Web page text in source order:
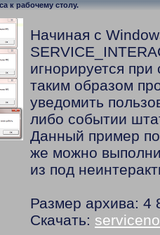
к рабочему столу.
Начиная с
игнорируется
таким образом
уведомить
либо событии
Данный пример
же можно
из под
Размер архива: 4
Скачать: